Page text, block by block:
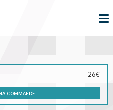
26€
commande